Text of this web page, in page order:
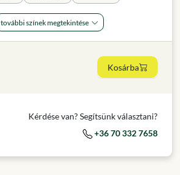
további színek megtekintése
Kosárba
Kérdése van? Segítsünk választani?
+36 70 332 7658